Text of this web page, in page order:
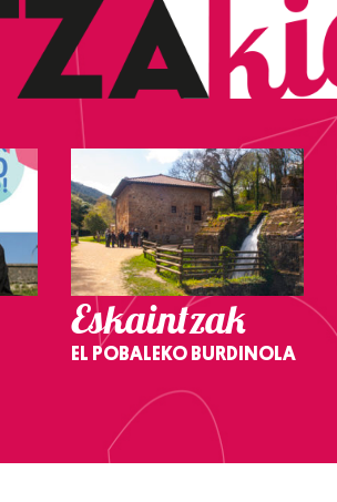
Eskaintzak
EL POBALEKO BURDINOLA